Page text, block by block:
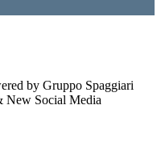
by Gruppo Spaggiari
New Social Media